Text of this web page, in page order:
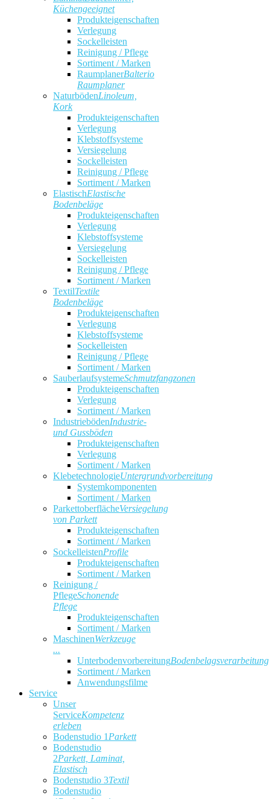
Küchengeeignet
Produkteigenschaften
Verlegung
Sockelleisten
Reinigung / Pflege
Sortiment / Marken
RaumplanerBalterio
Raumplaner
NaturbödenLinoleum,
Kork
Produkteigenschaften
Verlegung
Klebstoffsysteme
Versiegelung
Sockelleisten
Reinigung / Pflege
Sortiment / Marken
ElastischElastische
Bodenbeläge
Produkteigenschaften
Verlegung
Klebstoffsysteme
Versiegelung
Sockelleisten
Reinigung / Pflege
Sortiment / Marken
TextilTextile
Bodenbeläge
Produkteigenschaften
Verlegung
Klebstoffsysteme
Sockelleisten
Reinigung / Pflege
Sortiment / Marken
SauberlaufsystemeSchmutzfangzonen
Produkteigenschaften
Verlegung
Sortiment / Marken
IndustriebödenIndustrie-
und Gussböden
Produkteigenschaften
Verlegung
Sortiment / Marken
KlebetechnologieUntergrundvorbereitung
Systemkomponenten
Sortiment / Marken
ParkettoberflächeVersiegelung
von Parkett
Produkteigenschaften
Sortiment / Marken
SockelleistenProfile
Produkteigenschaften
Sortiment / Marken
Reinigung /
PflegeSchonende
Pflege
Produkteigenschaften
Sortiment / Marken
MaschinenWerkzeuge
...
UnterbodenvorbereitungBodenbelagsverarbeitung
Sortiment / Marken
Anwendungsfilme
Service
Unser
ServiceKompetenz
erleben
Bodenstudio 1 Parkett
Bodenstudio
2Parkett, Laminat,
Elastisch
Bodenstudio 3Textil
Bodenstudio